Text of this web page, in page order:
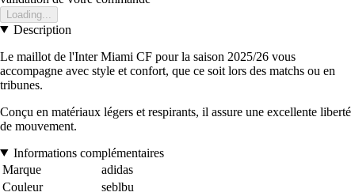
Loading...
Description
Le maillot de l'Inter Miami CF pour la saison 2025/26 vous
accompagne avec style et confort, que ce soit lors des matchs ou en
tribunes.
Conçu en matériaux légers et respirants, il assure une excellente liberté
de mouvement.
Informations complémentaires
Marque
adidas
Couleur
seblbu